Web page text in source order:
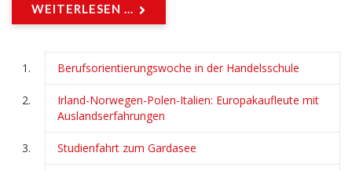
WEITERLESEN ...
Berufsorientierungswoche in der Handelsschule
Irland-Norwegen-Polen-Italien: Europakaufleute mit
Auslandserfahrungen
Studienfahrt zum Gardasee